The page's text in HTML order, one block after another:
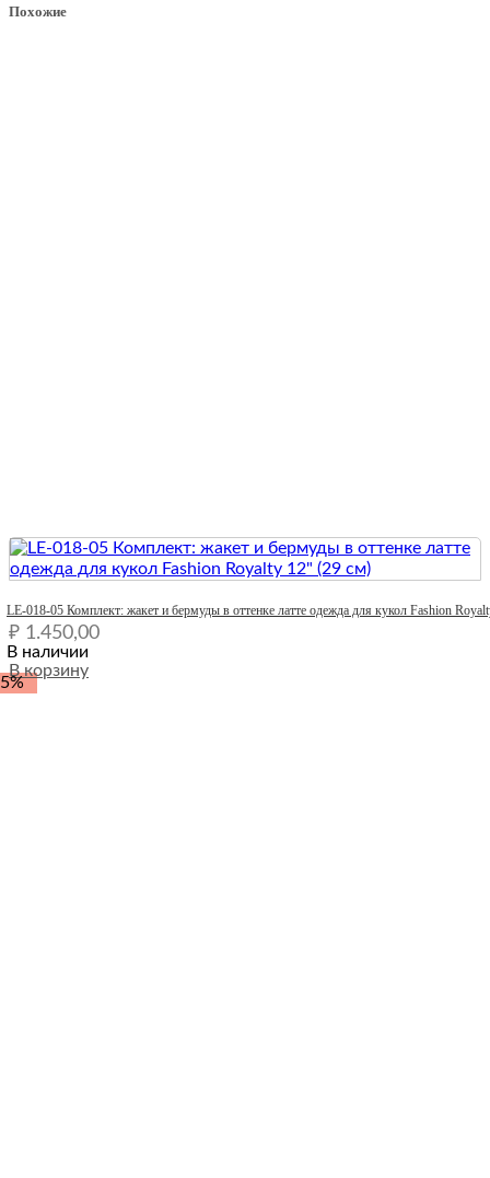
Похожие
LE-018-05 Комплект: жакет и бермуды в оттенке латте одежда для кукол Fashion
₽ 1.450,00
В наличии
В корзину